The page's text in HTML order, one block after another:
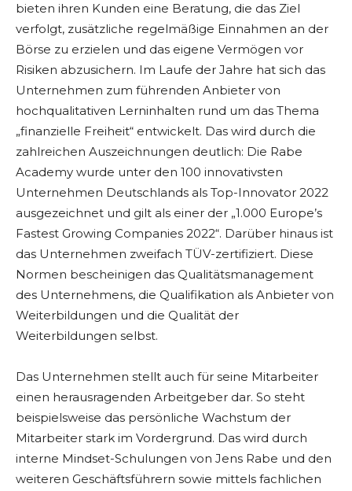
bieten ihren Kunden eine Beratung, die das Ziel
verfolgt, zusätzliche regelmäßige Einnahmen an der
Börse zu erzielen und das eigene Vermögen vor
Risiken abzusichern. Im Laufe der Jahre hat sich das
Unternehmen zum führenden Anbieter von
hochqualitativen Lerninhalten rund um das Thema
„finanzielle Freiheit“ entwickelt. Das wird durch die
zahlreichen Auszeichnungen deutlich: Die Rabe
Academy wurde unter den 100 innovativsten
Unternehmen Deutschlands als Top-Innovator 2022
ausgezeichnet und gilt als einer der „1.000 Europe’s
Fastest Growing Companies 2022“. Darüber hinaus ist
das Unternehmen zweifach TÜV-zertifiziert. Diese
Normen bescheinigen das Qualitätsmanagement
des Unternehmens, die Qualifikation als Anbieter von
Weiterbildungen und die Qualität der
Weiterbildungen selbst.
Das Unternehmen stellt auch für seine Mitarbeiter
einen herausragenden Arbeitgeber dar. So steht
beispielsweise das persönliche Wachstum der
Mitarbeiter stark im Vordergrund. Das wird durch
interne Mindset-Schulungen von Jens Rabe und den
weiteren Geschäftsführern sowie mittels fachlichen